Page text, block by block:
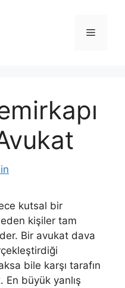
Menü
kutsal bir
kişiler tam
Bir avukat dava
bile karşı tarafın
En büyük yanlış